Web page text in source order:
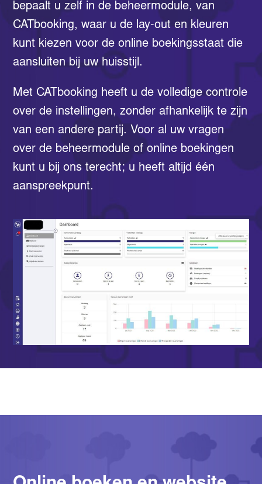
bepaalt u zelf in de beheermodule, van
CATbooking, waar u de lay-out en kleuren
kunt kiezen voor de online boekingsstaat die
aansluiten bij uw huisstijl.
Met CATbooking heeft u de volledige controle
over de instellingen, zonder afhankelijk te zijn
van een andere partij. Voor al uw vragen
over de beheermodule of online boekingen
kunt u bij ons terecht; u heeft altijd één
aanspreekpunt.